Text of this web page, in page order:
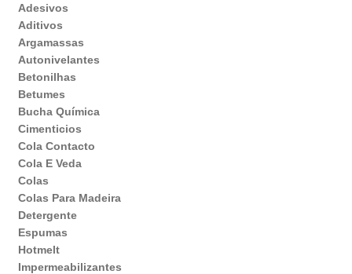
Adesivos
Aditivos
Argamassas
Autonivelantes
Betonilhas
Betumes
Bucha Química
Cimenticios
Cola Contacto
Cola E Veda
Colas
Colas Para Madeira
Detergente
Espumas
Hotmelt
Impermeabilizantes